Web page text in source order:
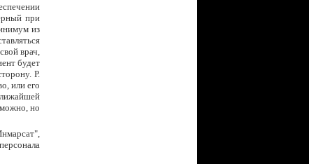
при
из
врач,
будет
Р.
или его
но